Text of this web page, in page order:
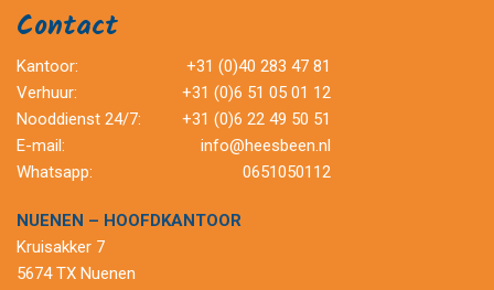
Contact
Kantoor:
+31 (0)40 283 47 81
Verhuur:
+31 (0)6 51 05 01 12
Nooddienst 24/7:
+31 (0)6 22 49 50 51
E-mail:
info@heesbeen.nl
Whatsapp:
0651050112
NUENEN – HOOFDKANTOOR
Kruisakker 7
5674 TX Nuenen